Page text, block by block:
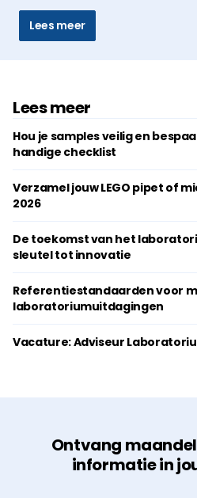
Lees meer
Lees meer
Hou je samples veilig en
handige checklist
Verzamel jouw LEGO pipet of
2026
De toekomst van het
sleutel tot innovatie
Referentiestandaarden voor
laboratoriumuitdagingen
Vacature: Adviseur
Ontvang
informatie in